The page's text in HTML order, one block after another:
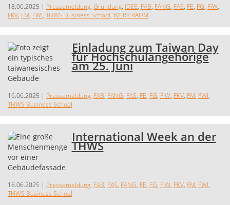
18.06.2025 | Pressemeldung, Gründung, IDEE, FAB, FANG, FAS, FE, FG, FIW,
FKV, FM, FWI, THWS Business School, WERK:RAUM
Einladung zum Taiwan Day
für Hochschulangehörige
am 25. Juni
16.06.2025 | Pressemeldung, FAB, FANG, FAS, FE, FG, FIW, FKV, FM, FWI,
THWS Business School
International Week an der
THWS
16.06.2025 | Pressemeldung, FAB, FAS, FANG, FE, FG, FIW, FKV, FM, FWI,
THWS Business School